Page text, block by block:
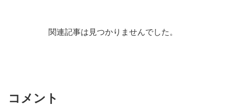
関連記事は見つかりませんでした。
コメント